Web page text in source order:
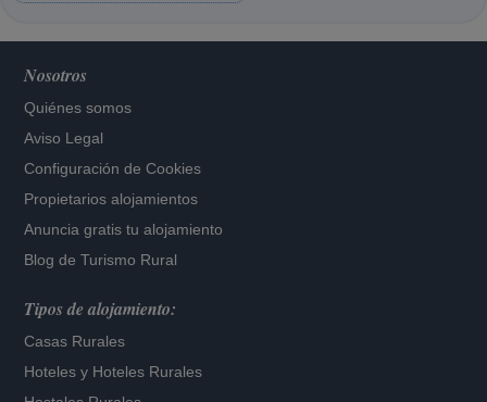
Nosotros
Quiénes somos
Aviso Legal
Configuración de Cookies
Propietarios alojamientos
Anuncia gratis tu alojamiento
Blog de Turismo Rural
Tipos de alojamiento:
Casas Rurales
Hoteles y Hoteles Rurales